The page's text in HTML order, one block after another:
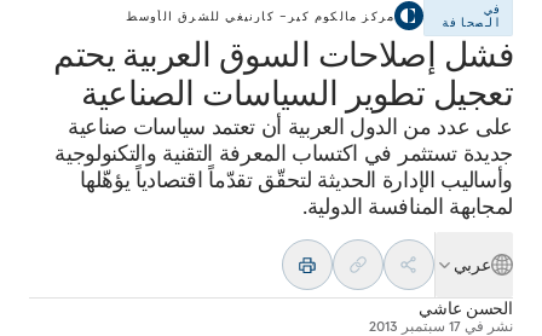
في
الصحافة
مركز مالكوم كير– كارنيغي للشرق الأوسط
فشل إصلاحات السوق العربية يحتم
تعجيل تطوير السياسات الصناعية
على عدد من الدول العربية أن تعتمد سياسات صناعية
جديدة تستثمر في اكتساب المعرفة التقنية والتكنولوجية
وأساليب الإدارة الحديثة لتحقّق تقدّماً اقتصادياً يؤهّلها
لمجابهة المنافسة الدولية.
عربي
الحسن عاشي
نشر في 17 سبتمبر 2013